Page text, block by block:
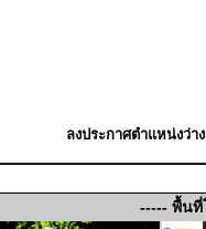
ลงประกาศตำแหน่งว่า
----- พื้นที่